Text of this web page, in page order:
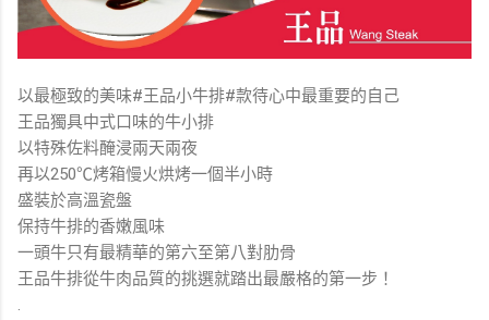
以最極致的美味#王品小牛排#款待心中最重要的自己
王品獨具中式口味的牛小排
以特殊佐料醃浸兩天兩夜
再以250℃烤箱慢火烘烤一個半小時
盛裝於高溫瓷盤
保持牛排的香嫩風味
一頭牛只有最精華的第六至第八對肋骨
王品牛排從牛肉品質的挑選就踏出最嚴格的第一步！
.